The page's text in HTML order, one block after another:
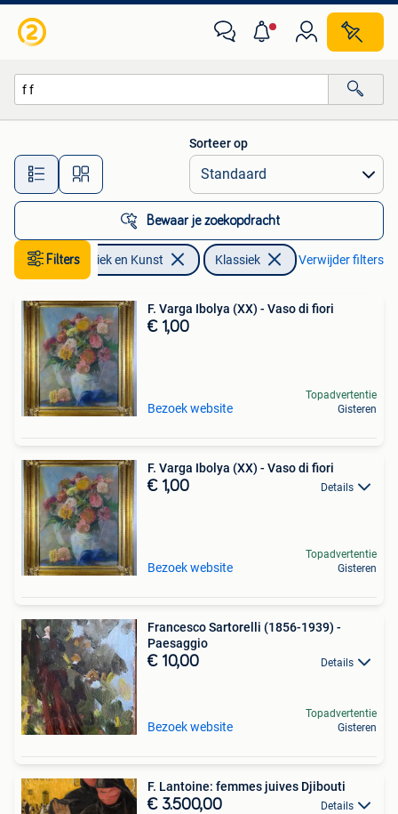
Alle afstanden…
Sorteer op
Bewaar je zoekopdracht
FiltersAntiek en Kunst Klassiek Verwijder filters
F. Varga Ibolya (XX) - Vaso di fiori
€ 1,00
Bezoek website
Topadvertentie
Gisteren
F. Varga Ibolya (XX) - Vaso di fiori
€ 1,00 Details
Bezoek website
Topadvertentie
Gisteren
Francesco Sartorelli (1856-1939) -
Paesaggio
€ 10,00 Details
Bezoek website
Topadvertentie
Gisteren
F. Lantoine: femmes juives Djibouti
€ 3.500,00 Details